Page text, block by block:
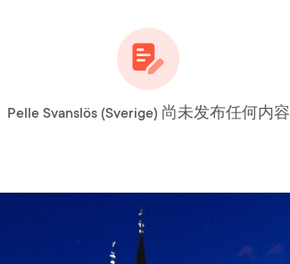
Pelle Svanslös (Sverige) 尚未发布任何内容